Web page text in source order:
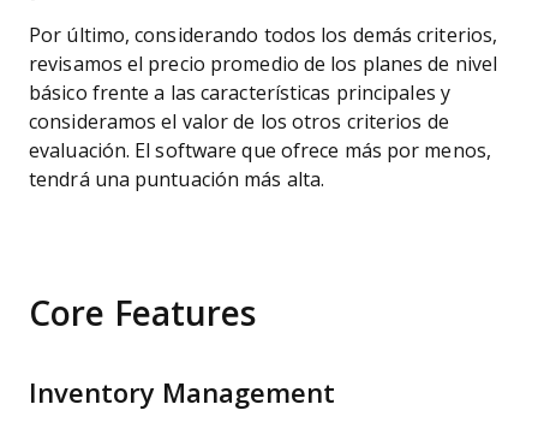
Por último, considerando todos los demás criterios,
revisamos el precio promedio de los planes de nivel
básico frente a las características principales y
consideramos el valor de los otros criterios de
evaluación. El software que ofrece más por menos,
tendrá una puntuación más alta.
Core Features
Inventory Management